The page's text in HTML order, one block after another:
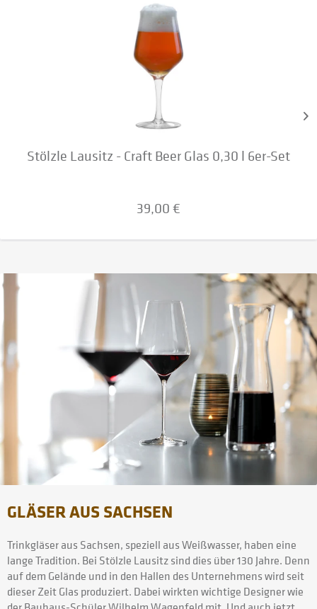
Stölzle Lausitz - Craft Beer Glas 0,30 l 6er-Set
39,00 €
GLÄSER AUS SACHSEN
Trinkgläser aus Sachsen, speziell aus Weißwasser, haben eine
lange Tradition. Bei Stölzle Lausitz sind dies über 130 Jahre. Denn
auf dem Gelände und in den Hallen des Unternehmens wird seit
dieser Zeit Glas produziert. Dabei wirkten wichtige Designer wie